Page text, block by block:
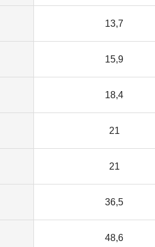
13,7
15,9
18,4
21
21
36,5
48,6